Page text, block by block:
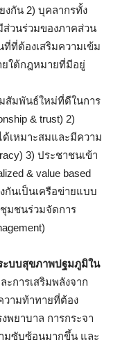
งกัน 2) บุคลากรทั้ง
ส่วนร่วมของภาคส่วน
ที่ที่ต้องเสริมความเข้ม
ยใต้กฎหมายที่มีอยู่
สัมพันธ์ใหม่ที่ดีในการ
& trust) 2)
เหมาะสมและมีความ
3) ประชาชนเข้า
& value based
กันเป็นเครือข่ายแบบ
ชุมชนร่วมจัดการ
ะบบสุขภาพปฐมภูมิใน
การเสริมพลังจาก
ามท้าทายที่ต้อง
พยาบาล การกระจา
มซับซ้อนมากขึ้น และ